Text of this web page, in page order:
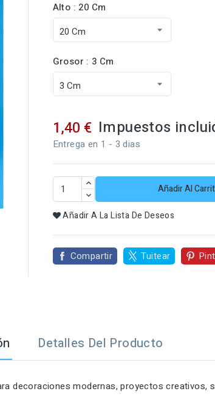
Alto : 20 Cm
Grosor : 3 Cm
1,40 € Impuestos
Entrega en 1 - 3 dias
Añadir Al
Añadir A La Lista De Deseos
Compartir Tuitear
Detalles Del Producto
decoraciones modernas, proyectos creativos,